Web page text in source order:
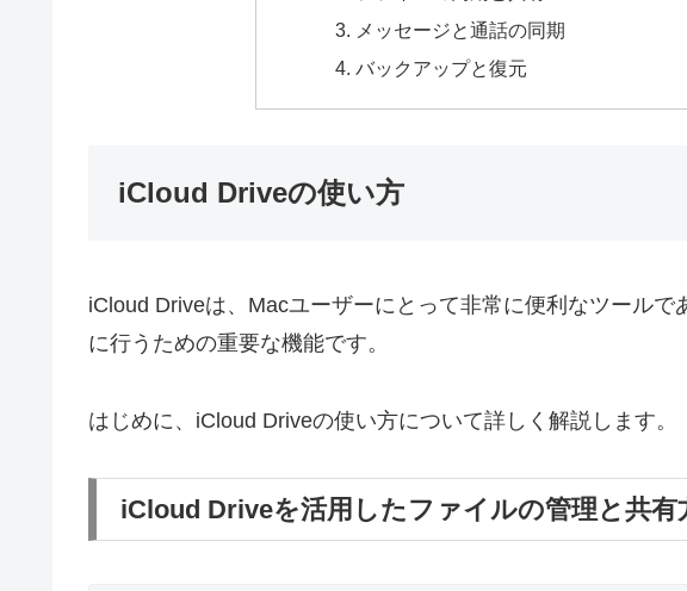
メッセージと通話の同期
バックアップと復元
iCloud Driveの使い方
iCloud Driveは、Macユーザーにとって非常に便利なツール
に行うための重要な機能です。
はじめに、iCloud Driveの使い方について詳しく解説します。
iCloud Driveを活用したファイルの管理と共有